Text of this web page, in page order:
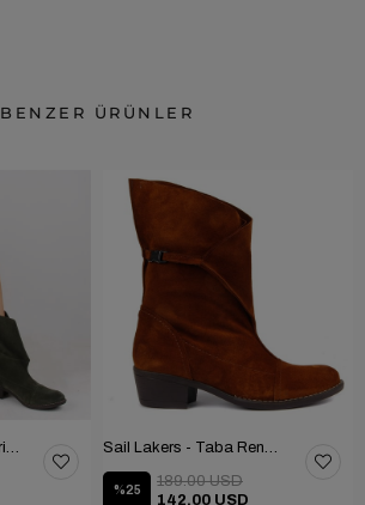
BENZER ÜRÜNLER
%25
142.00 USD
189.00 USD